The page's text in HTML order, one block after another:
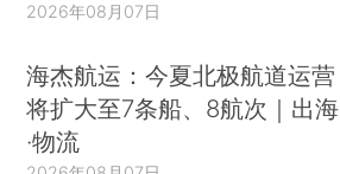
2026年08月07日
海杰航运：今夏北极航道运营
将扩大至7条船、8航次｜出海
·物流